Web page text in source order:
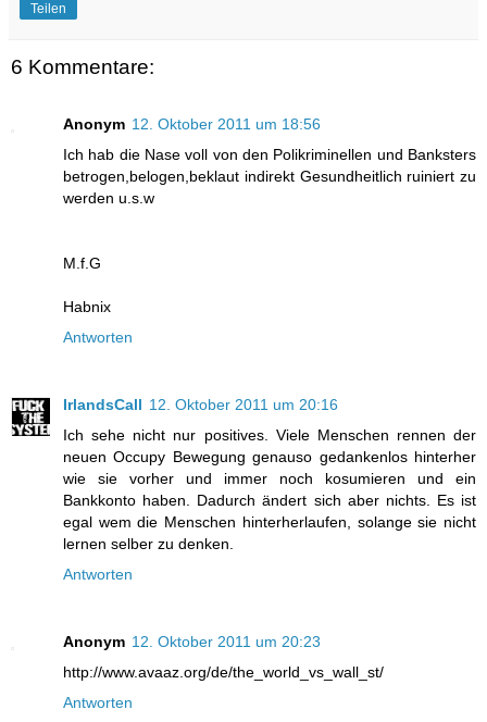
Teilen
6 Kommentare:
Anonym 12. Oktober 2011 um 18:56
Ich hab die Nase voll von den Polikriminellen und Banksters
betrogen,belogen,beklaut indirekt Gesundheitlich ruiniert zu
werden u.s.w
M.f.G
Habnix
Antworten
IrlandsCall 12. Oktober 2011 um 20:16
Ich sehe nicht nur positives. Viele Menschen rennen der
neuen Occupy Bewegung genauso gedankenlos hinterher
wie sie vorher und immer noch kosumieren und ein
Bankkonto haben. Dadurch ändert sich aber nichts. Es ist
egal wem die Menschen hinterherlaufen, solange sie nicht
lernen selber zu denken.
Antworten
Anonym 12. Oktober 2011 um 20:23
http://www.avaaz.org/de/the_world_vs_wall_st/
Antworten